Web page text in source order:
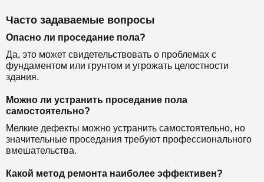
Часто задаваемые вопросы
Опасно ли проседание пола?
Да, это может свидетельствовать о проблемах с
фундаментом или грунтом и угрожать целостности
здания.
Можно ли устранить проседание пола
самостоятельно?
Мелкие дефекты можно устранить самостоятельно, но
значительные проседания требуют профессионального
вмешательства.
Какой метод ремонта наиболее эффективен?